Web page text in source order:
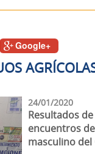
Google+
24/01/2020
Resultados
encuentros
masculino del